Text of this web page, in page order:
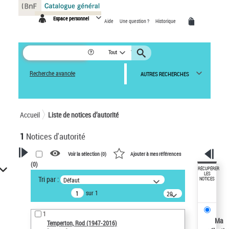
Espace personnel Aide Une question ? Historique
Tout
Recherche avancée AUTRES RECHERCHES
Accueil Liste de notices d’autorité
1 Notices d'autorité
VOTRE RECHERCHE
Recherche avancée dans les
notices d’autorité
Œuvres liées à l'auteur :
Temperton, Rod (1947-2016)
Voir la sélection (0) Ajouter à mes références
(0)
Tri par : Défaut
sur 1
20
résultats/page
1
Temperton, Rod (1947-2016)
RÉCUPÉRER
LES
NOTICES
Ma
Panneau de gestion des cookies